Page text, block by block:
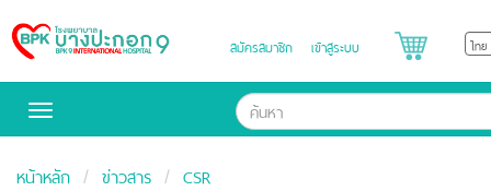
Bangpakok
Hospital
สมัครสมาชิก เข้าสู่ระบบ
Toggle
หน้าหลัก ข่าวสาร
CSR